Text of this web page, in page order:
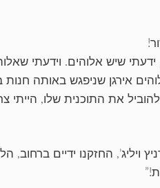
שיש אלוהים. וידעתי
אירגן שניפגש באותה חנות
את התוכנית שלו,
החזקנו ידיים ברחוב,